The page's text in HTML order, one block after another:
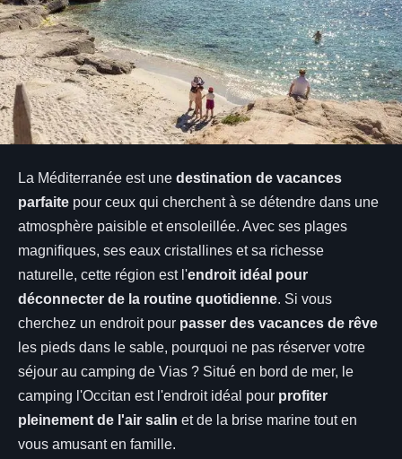
La Méditerranée est une destination de vacances
parfaite pour ceux qui cherchent à se détendre dans une
atmosphère paisible et ensoleillée. Avec ses plages
magnifiques, ses eaux cristallines et sa richesse
naturelle, cette région est l'endroit idéal pour
déconnecter de la routine quotidienne. Si vous
cherchez un endroit pour passer des vacances de rêve
les pieds dans le sable, pourquoi ne pas réserver votre
séjour au camping de Vias ? Situé en bord de mer, le
camping l'Occitan est l'endroit idéal pour profiter
pleinement de l'air salin et de la brise marine tout en
vous amusant en famille.